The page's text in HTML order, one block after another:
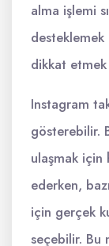
alma işlemi
desteklemek
dikkat
Instagram
gösterebilir.
ulaşmak
ederken,
için gerçek
seçebilir. Bu